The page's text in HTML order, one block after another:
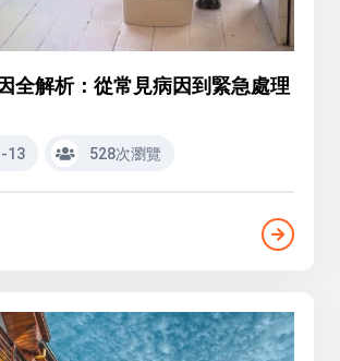
全解析：從常見病因到緊急處理
13 528次瀏覽